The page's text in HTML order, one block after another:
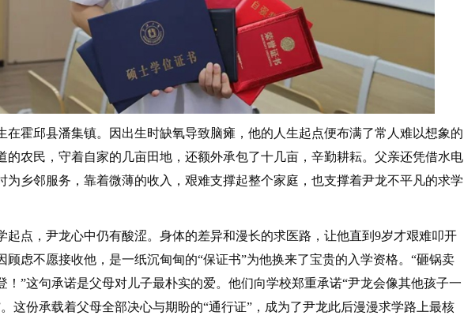
霍邱县潘集镇。因出生时缺氧导致脑瘫，他的人生起点便布满了常人难以想象的
的农民，守着自家的几亩田地，还额外承包了十几亩，辛勤耕耘。父亲还凭借水电
为乡邻服务，靠着微薄的收入，艰难支撑起整个家庭，也支撑着尹龙不平凡的求学
点，尹龙心中仍有酸涩。身体的差异和漫长的求医路，让他直到9岁才艰难叩开
顾虑不愿接收他，是一纸沉甸甸的“保证书”为他换来了宝贵的入学资格。“砸锅卖
！”这句承诺是父母对儿子最朴实的爱。他们向学校郑重承诺“尹龙会像其他孩子一
这份承载着父母全部决心与期盼的“通行证”，成为了尹龙此后漫漫求学路上最核